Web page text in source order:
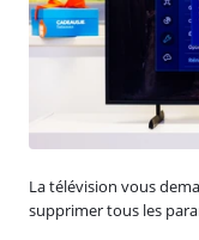
La télévision vous
supprimer tous les